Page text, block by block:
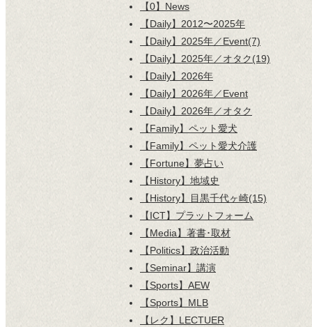
【0】News
【Daily】2012〜2025年
【Daily】2025年／Event(7)
【Daily】2025年／オタク(19)
【Daily】2026年
【Daily】2026年／Event
【Daily】2026年／オタク
【Family】ペット愛犬
【Family】ペット愛犬介護
【Fortune】夢占い
【History】地域史
【History】目黒千代ヶ崎(15)
【ICT】プラットフォーム
【Media】著書･取材
【Politics】政治活動
【Seminar】講演
【Sports】AEW
【Sports】MLB
【レク】LECTUER